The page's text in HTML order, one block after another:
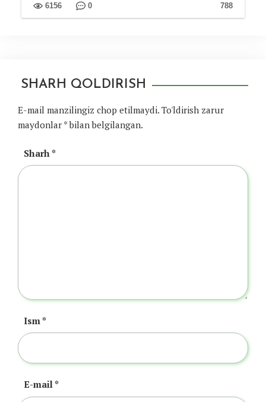
788
6156 0
SHARH QOLDIRISH
E-mail manzilingiz chop etilmaydi. To'ldirish zarur
maydonlar *bilan belgilangan.
Sharh *
Ism *
E-mail *